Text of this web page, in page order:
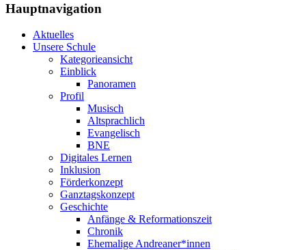
Hauptnavigation
Aktuelles
Unsere Schule
Kategorieansicht
Einblick
Panoramen
Profil
Musisch
Altsprachlich
Evangelisch
BNE
Digitales Lernen
Inklusion
Förderkonzept
Ganztagskonzept
Geschichte
Anfänge & Reformationszeit
Chronik
Ehemalige Andreaner*innen